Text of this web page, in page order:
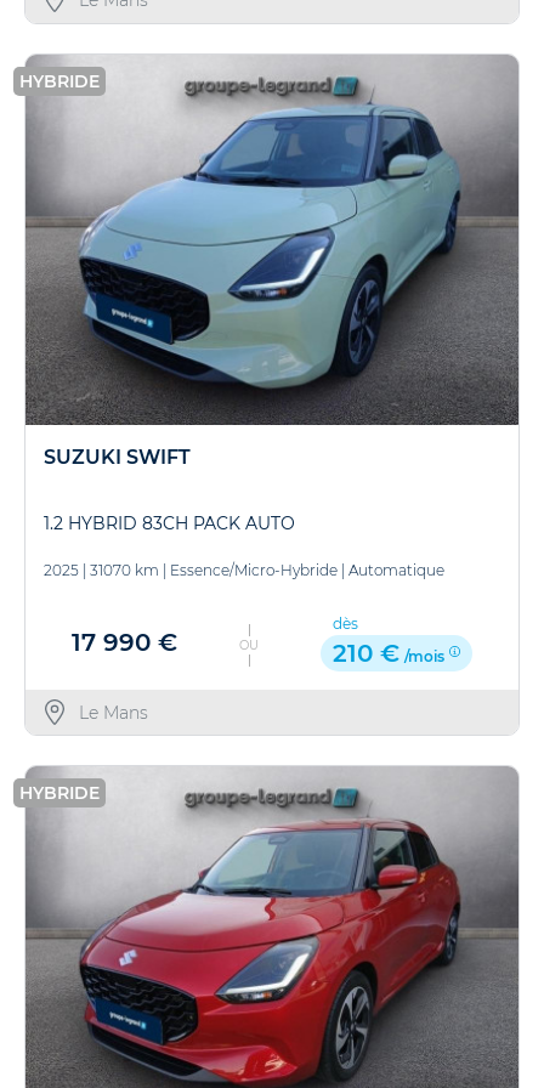
HYBRIDE
SUZUKI SWIFT
1.2 HYBRID 83CH PACK AUTO
2025 | 31070 km | Essence/Micro-Hybride | Automatique
17 990 € OU
dès
210 € /mois
Le Mans
HYBRIDE